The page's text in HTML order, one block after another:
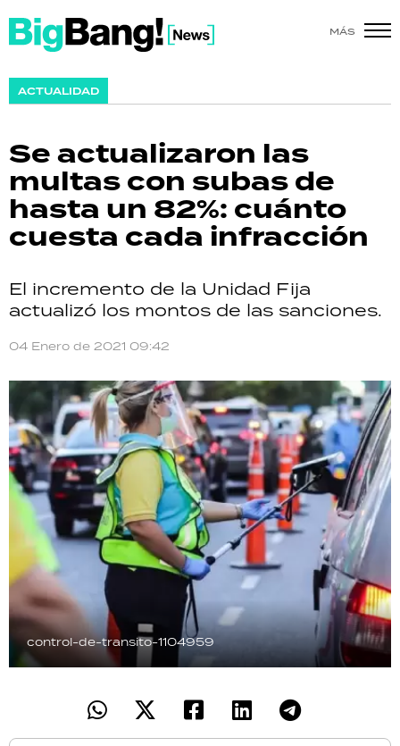
MÁS
ACTUALIDAD
Se actualizaron las
multas con subas de
hasta un 82%: cuánto
cuesta cada infracción
El incremento de la Unidad Fija
actualizó los montos de las sanciones.
04 Enero de 2021 09:42
control-de-transito-1104959
SHOW
ACTUALIDAD
POLICIALES
ECONOMÍA
GRAN HERMANO
SALUD
DEPORTES
TECNOLOGÍA
RECETAS
PALABRAS
HORÓSCOPO
Seguinos